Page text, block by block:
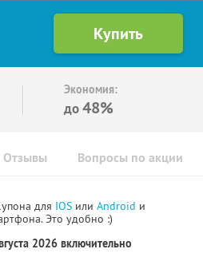
Экономия:
до48%
Отзывы Вопросы по акции
для IOS или Android и
Это удобно :)
2026 включительно